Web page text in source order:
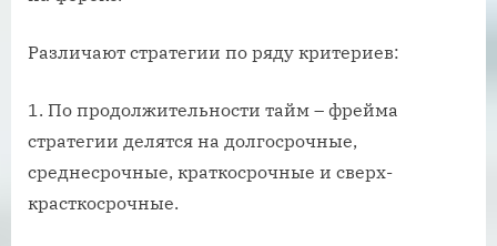
Различают стратегии по ряду критериев:
1. По продолжительности тайм – фрейма
стратегии делятся на долгосрочные,
среднесрочные, краткосрочные и сверх-
красткосрочные.